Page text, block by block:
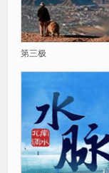
第三极